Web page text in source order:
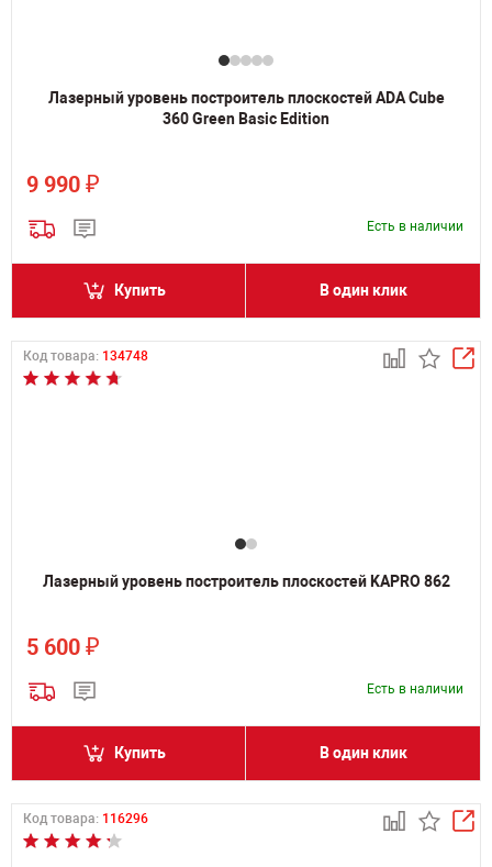
Лазерный уровень построитель плоскостей ADA Cube
360 Green Basic Edition
9 990 ₽
Есть в наличии
Купить В один клик
Код товара: 134748
Лазерный уровень построитель плоскостей KAPRO 862
5 600 ₽
Есть в наличии
Купить В один клик
Код товара: 116296